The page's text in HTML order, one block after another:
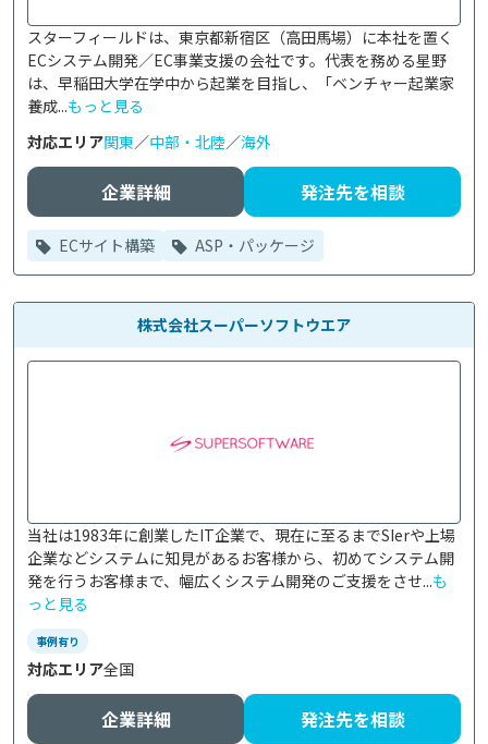
スターフィールドは、東京都新宿区（高田馬場）に本社を置く
ECシステム開発／EC事業支援の会社です。代表を務める星野
は、早稲田大学在学中から起業を目指し、「ベンチャー起業家
養成...もっと見る
対応エリア関東／中部・北陸／海外
企業詳細 発注先を相談
ECサイト構築 ASP・パッケージ
株式会社スーパーソフトウエア
当社は1983年に創業したIT企業で、現在に至るまでSIerや上場
企業などシステムに知見があるお客様から、初めてシステム開
発を行うお客様まで、幅広くシステム開発のご支援をさせ...も
っと見る
事例有り
対応エリア全国
企業詳細 発注先を相談